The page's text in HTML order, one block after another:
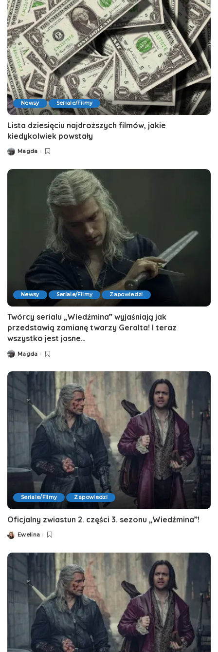
Newsy Seriale/Filmy
Lista dziesięciu najdroższych filmów, jakie
kiedykolwiek powstały
PostedMagda
Newsy Seriale/Filmy Zapowiedzi
Twórcy serialu „Wiedźmina” wyjaśniają jak
przedstawią zamianę twarzy Geralta! I teraz
wszystko jest jasne…
PostedMagda
Seriale/Filmy Zapowiedzi
Oficjalny zwiastun 2. części 3. sezonu „Wiedźmina”!
PostedEwelina